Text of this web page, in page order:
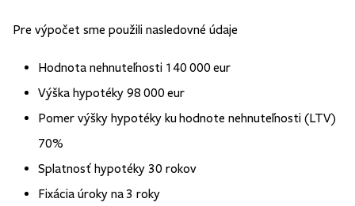
Pre výpočet sme použili nasledovné údaje
Hodnota nehnuteľnosti 140 000 eur
Výška hypotéky 98 000 eur
Pomer výšky hypotéky ku hodnote nehnuteľnosti (LTV)
70%
Splatnosť hypotéky 30 rokov
Fixácia úroky na 3 roky